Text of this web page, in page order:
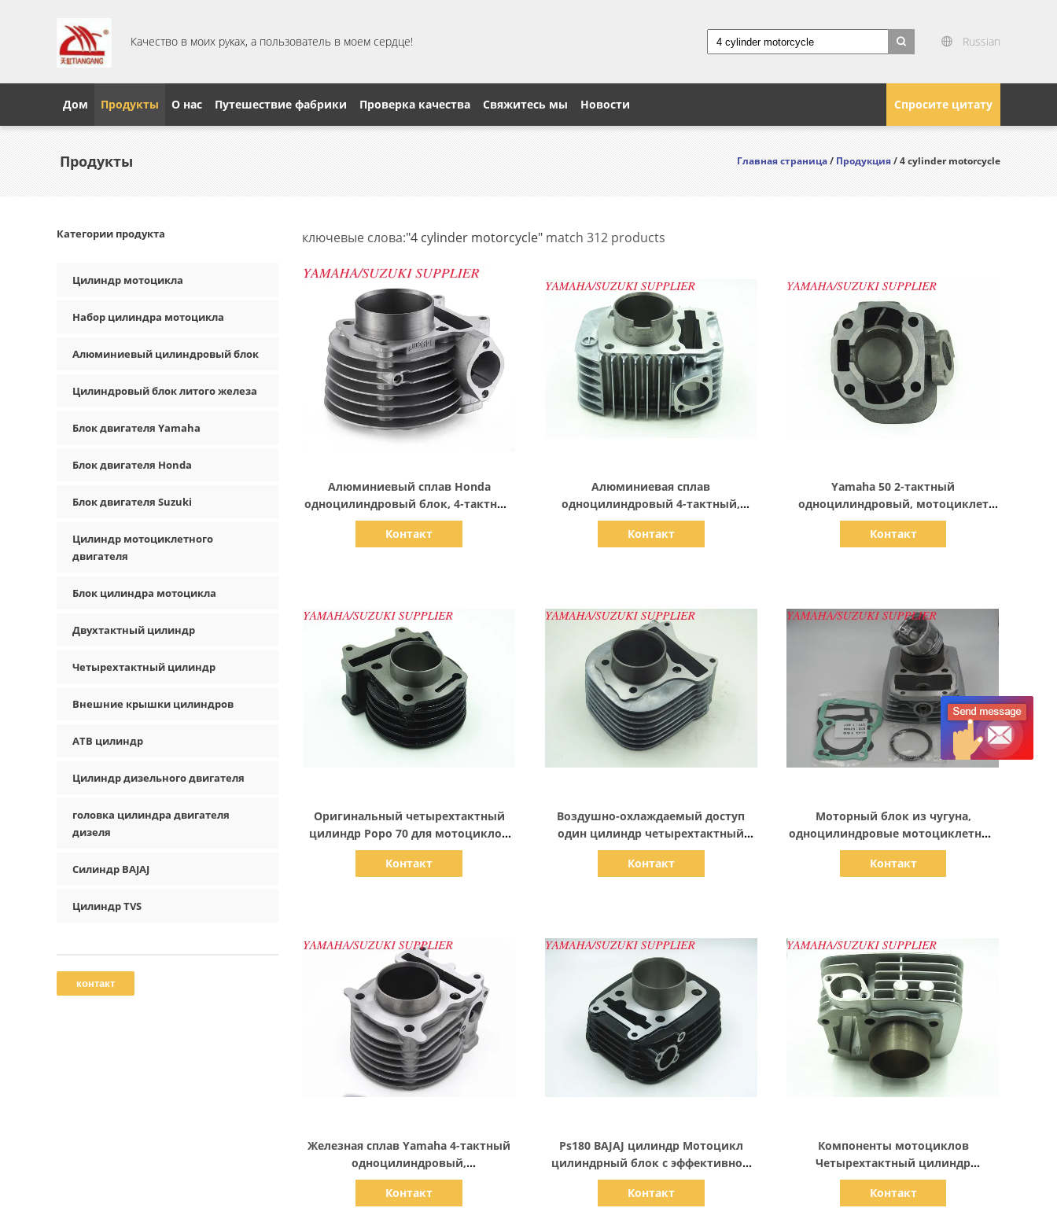
Качество в моих руках, а пользователь в моем сердце!
Russian
Спросите цитату
Дом Продукты О нас Путешествие фабрики Проверка качества Свяжитесь мы Новости
Продукты Главная страница/Продукция/ 4 cylinder motorcycle
Категории продукта
Цилиндр мотоцикла
Набор цилиндра мотоцикла
Алюминиевый цилиндровый блок
Цилиндровый блок литого железа
Блок двигателя Yamaha
Блок двигателя Honda
Блок двигателя Suzuki
Цилиндр мотоциклетного
двигателя
Блок цилиндра мотоцикла
Двухтактный цилиндр
Четырехтактный цилиндр
Внешние крышки цилиндров
АТВ цилиндр
Цилиндр дизельного двигателя
головка цилиндра двигателя
дизеля
Силиндр BAJAJ
Цилиндр TVS
ключевые слова:"4 cylinder motorcycle" match 312 products
Алюминиевый сплав Honda
одноцилиндровый блок, 4-тактный
блок мотоциклетного двигателя
GY6 150
Контакт
Алюминиевая сплав
одноцилиндровый 4-тактный,
мотоциклетный двигатель " Супер
Сплендер "
Контакт
Yamaha 50 2-тактный
одноцилиндровый, мотоциклет
отливного железа цилиндровый
блок
Контакт
Оригинальный четырехтактный
цилиндр Popo 70 для мотоциклов
Dayang
Контакт
Воздушно-охлаждаемый доступ
один цилиндр четырехтактный
125cc Дислокация 53,5 мм
Контакт
Моторный блок из чугуна,
одноцилиндровые мотоциклетные
комплекты
Контакт
Железная сплав Yamaha 4-тактный
одноцилиндровый,
мотоциклетный цилиндровый
блок BWS80 для HONDA
Контакт
Ps180 BAJAJ цилиндр Мотоцикл
цилиндрный блок с эффективной
высотой 66,2 мм ISO
сертифицирован
Контакт
Компоненты мотоциклов
Четырехтактный цилиндр
одноблокный SYM-M88-1, 56 мм
Контакт